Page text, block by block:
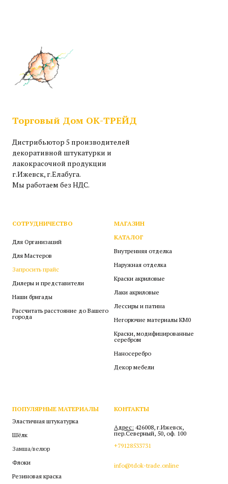
Торговый Дом ОК-ТРЕЙД
Дистрибьютор 5 производителей
декоративной штукатурки и
лакокрасочной продукции
г.Ижевск, г.Елабуга.
Мы работаем без НДС.
СОТРУДНИЧЕСТВО
Для Организаций
Для Мастеров
Запросить прайс
Дилеры и представители
Наши бригады
Рассчитать расстояние до Вашего
города
МАГАЗИН
КАТАЛОГ
Внутренняя отделка
Наружная отделка
Краски акриловые
Лаки акриловые
Лессиры и патина
Негорючие материалы КМ0
Краски, модифицированные
серебром
Наносеребро
Декор мебели
ПОПУЛЯРНЫЕ МАТЕРИАЛЫ
Эластичная штукатурка
Шёлк
Замша/велюр
Флоки
Резиновая краска
КОНТАКТЫ
Адрес: 426008, г.Ижевск,
пер.Северный, 50, оф. 100
+79128533731
info@tdok-trade.online